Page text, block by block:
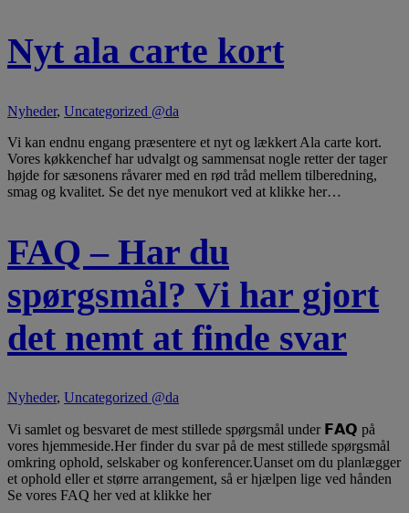
Nyt ala carte kort
Nyheder, Uncategorized @da
Vi kan endnu engang præsentere et nyt og lækkert Ala carte kort.
Vores køkkenchef har udvalgt og sammensat nogle retter der tager
højde for sæsonens råvarer med en rød tråd mellem tilberedning,
smag og kvalitet. Se det nye menukort ved at klikke her…
FAQ – Har du
spørgsmål? Vi har gjort
det nemt at finde svar
Nyheder, Uncategorized @da
Vi samlet og besvaret de mest stillede spørgsmål under 𝗙𝗔𝗤 på
vores hjemmeside.Her finder du svar på de mest stillede spørgsmål
omkring ophold, selskaber og konferencer.Uanset om du planlægger
et ophold eller et større arrangement, så er hjælpen lige ved hånden
Se vores FAQ her ved at klikke her